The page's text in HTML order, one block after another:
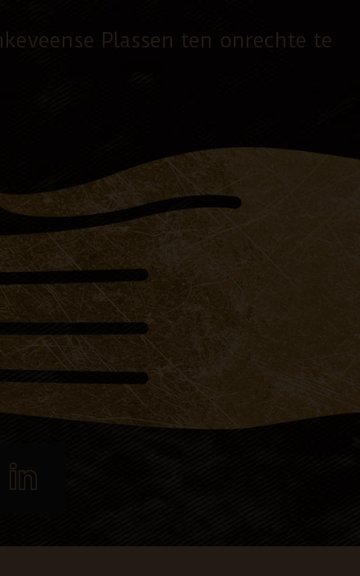
Plassen ten onrechte te